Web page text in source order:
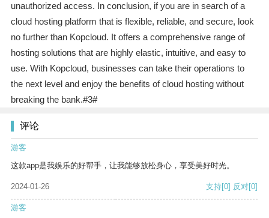
unauthorized access. In conclusion, if you are in search of a
cloud hosting platform that is flexible, reliable, and secure, look
no further than Kopcloud. It offers a comprehensive range of
hosting solutions that are highly elastic, intuitive, and easy to
use. With Kopcloud, businesses can take their operations to
the next level and enjoy the benefits of cloud hosting without
breaking the bank.#3#
评论
游客
这款app是我娱乐的好帮手，让我能够放松身心，享受美好时光。
2024-01-26 支持[0] 反对[0]
游客